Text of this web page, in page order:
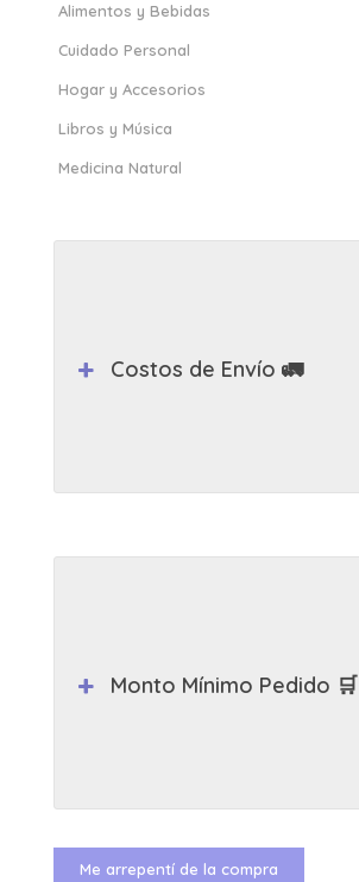
Alimentos y Bebidas
Cuidado Personal
Hogar y Accesorios
Libros y Música
Medicina Natural
Costos de Envío 🚛
Monto Mínimo Pedido 🛒
Me arrepentí de la compra